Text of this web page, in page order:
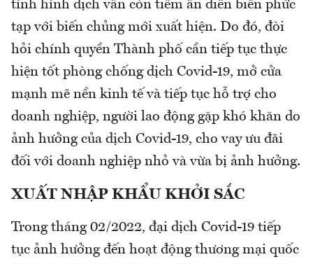
tình hình dịch vẫn còn tiềm ẩn diễn biến phức
tạp với biến chủng mới xuất hiện. Do đó, đòi
hỏi chính quyền Thành phố cần tiếp tục thực
hiện tốt phòng chống dịch Covid-19, mở cửa
mạnh mẽ nền kinh tế và tiếp tục hỗ trợ cho
doanh nghiệp, người lao động gặp khó khăn do
ảnh hưởng của dịch Covid-19, cho vay ưu đãi
đối với doanh nghiệp nhỏ và vừa bị ảnh hưởng.
XUẤT NHẬP KHẨU KHỞI SẮC
Trong tháng 02/2022, đại dịch Covid-19 tiếp
tục ảnh hưởng đến hoạt động thương mại quốc